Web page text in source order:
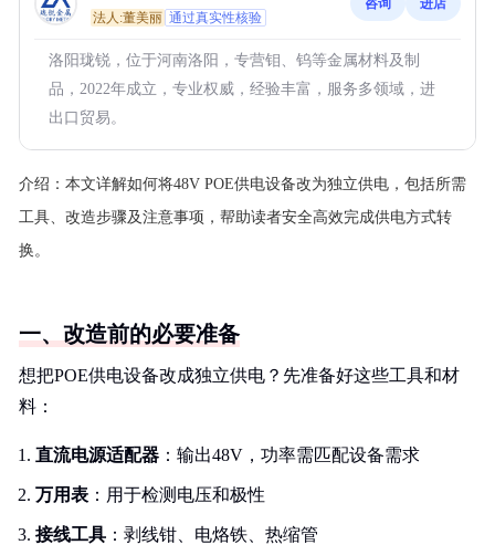
法人:董美丽 通过真实性核验
洛阳珑锐，位于河南洛阳，专营钼、钨等金属材料及制
品，2022年成立，专业权威，经验丰富，服务多领域，进
出口贸易。
介绍： 本文详解如何将48V POE供电设备改为独立供电，包括所需
工具、改造步骤及注意事项，帮助读者安全高效完成供电方式转
换。
一、改造前的必要准备
想把POE供电设备改成独立供电？先准备好这些工具和材
料：
直流电源适配器 ：输出48V，功率需匹配设备需求
万用表 ：用于检测电压和极性
接线工具 ：剥线钳、电烙铁、热缩管